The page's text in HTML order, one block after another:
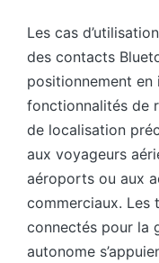
Les cas
des contacts
positionnement
fonctionnalités de
de localisation
aux voyageurs
aéroports ou aux
commerciaux. Les
connectés pour la
autonome